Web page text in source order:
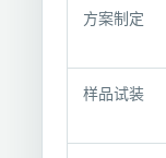
程
交
付
点
方案制定
样品试装